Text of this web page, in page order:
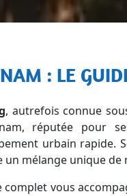
: LE
, autrefois connue
réputée pour
urbain rapide.
un mélange unique
complet vous